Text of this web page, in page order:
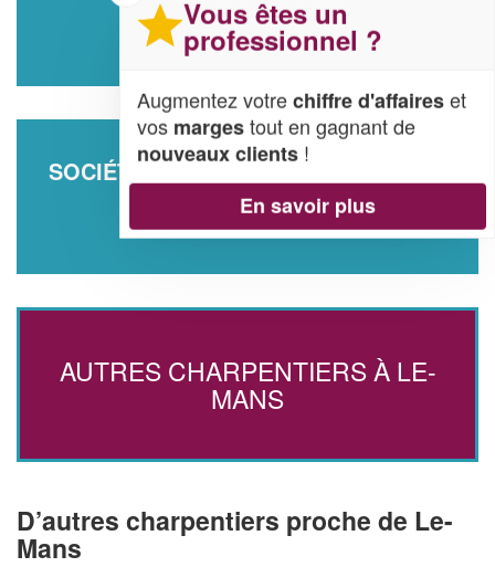
15 Rue Anthony Delhalle
72100 Le-Mans
SOCIÉTÉ SUNNY ART TOITURE (SAS)
46 Rue Moliere
72000 Le-Mans
AUTRES CHARPENTIERS À LE-
MANS
D’autres charpentiers proche de Le-
Mans
Vous êtes un
professionnel ?
Augmentez votrechiffre d'affaireset
vos margestout en gagnant de
nouveaux clients !
En savoir plus